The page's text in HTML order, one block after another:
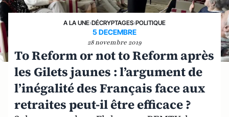
A LA UNE›DÉCRYPTAGES›POLITIQUE
5 DECEMBRE
28 novembre 2019
To Reform or not to Reform après
les Gilets jaunes : l’argument de
l’inégalité des Français face aux
retraites peut-il être efficace ?